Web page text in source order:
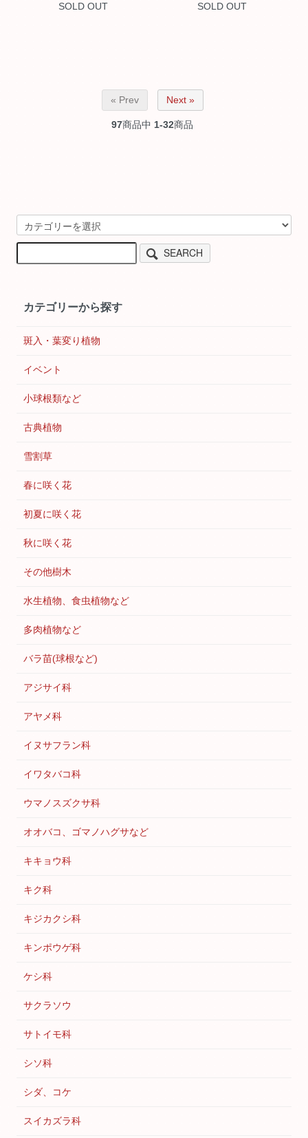
SOLD OUT SOLD OUT
« Prev Next »
97商品中 1-32商品
SEARCH
カテゴリーから探す
斑入・葉変り植物
イベント
小球根類など
古典植物
雪割草
春に咲く花
初夏に咲く花
秋に咲く花
その他樹木
水生植物、食虫植物など
多肉植物など
バラ苗(球根など)
アジサイ科
アヤメ科
イヌサフラン科
イワタバコ科
ウマノスズクサ科
オオバコ、ゴマノハグサなど
キキョウ科
キク科
キジカクシ科
キンポウゲ科
ケシ科
サクラソウ
サトイモ科
シソ科
シダ、コケ
スイカズラ科